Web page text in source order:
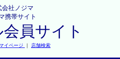
会社ノジマ
携帯サイト
員サイト
イページ ｜ 店舗検索